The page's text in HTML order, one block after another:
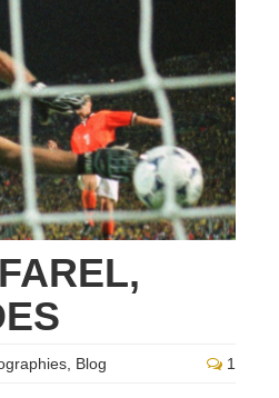
Blog 1